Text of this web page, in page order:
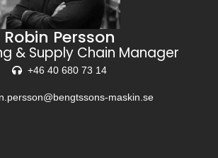
Robin Persson
& Supply Chain Manager
+46 40 680 73 14
maskin.se